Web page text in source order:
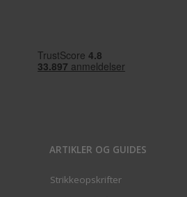
ARTIKLER OG GUIDES
Strikkeopskrifter